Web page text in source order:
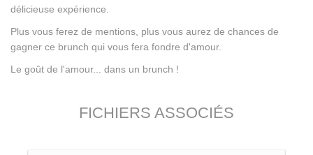
délicieuse expérience.
Plus vous ferez de mentions, plus vous aurez de chances de
gagner ce brunch qui vous fera fondre d'amour.
Le goût de l'amour... dans un brunch !
FICHIERS ASSOCIÉS